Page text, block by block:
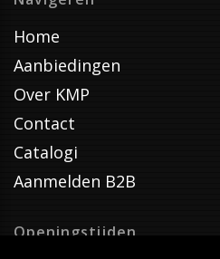
Home
Aanbiedingen
Over KMP
Contact
Catalogi
Aanmelden B2B
Openingstijden